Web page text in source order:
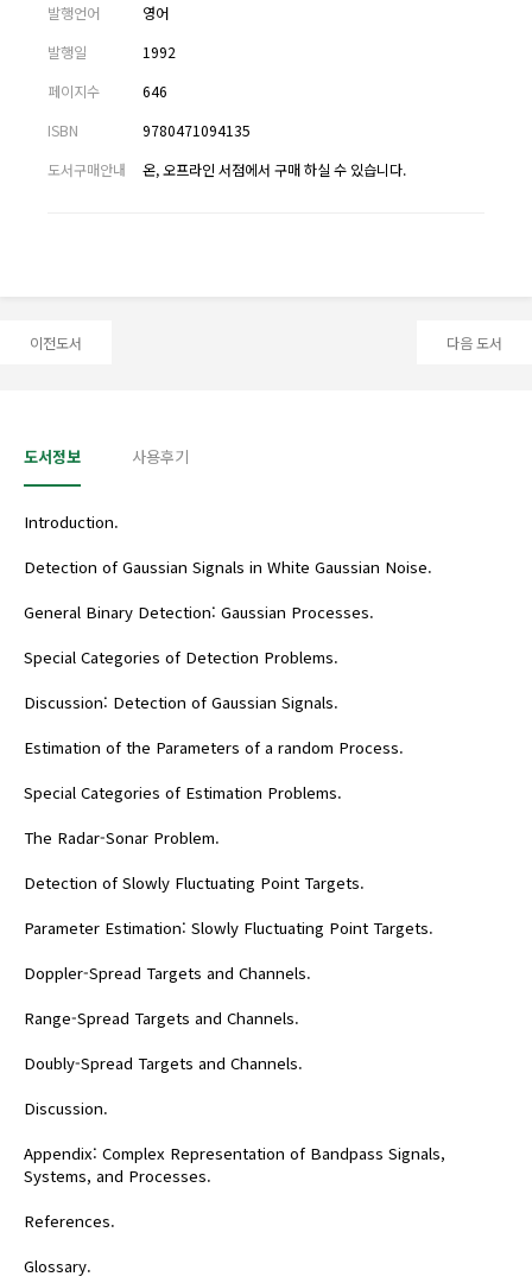
발행언어
영어
발행일
1992
페이지수
646
ISBN
9780471094135
도서구매안내
온, 오프라인 서점에서 구매 하실 수 있습니다.
이전도서 다음 도서
도서정보 사용후기
Introduction.
Detection of Gaussian Signals in White Gaussian Noise.
General Binary Detection: Gaussian Processes.
Special Categories of Detection Problems.
Discussion: Detection of Gaussian Signals.
Estimation of the Parameters of a random Process.
Special Categories of Estimation Problems.
The Radar-Sonar Problem.
Detection of Slowly Fluctuating Point Targets.
Parameter Estimation: Slowly Fluctuating Point Targets.
Doppler-Spread Targets and Channels.
Range-Spread Targets and Channels.
Doubly-Spread Targets and Channels.
Discussion.
Appendix: Complex Representation of Bandpass Signals,
Systems, and Processes.
References.
Glossary.